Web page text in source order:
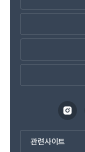
관련사이트